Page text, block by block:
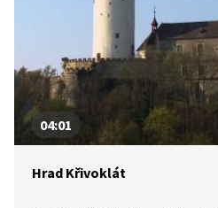
04:01
Hrad Křivoklát